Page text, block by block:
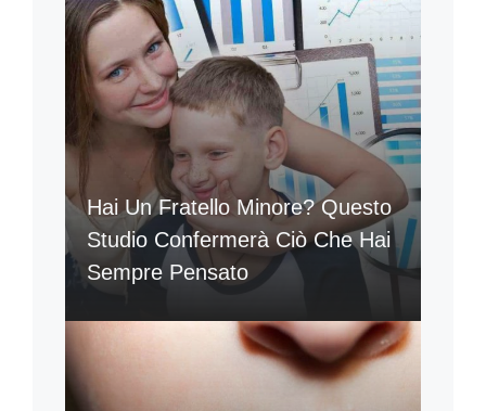
Hai Un Fratello Minore? Questo
Studio Confermerà Ciò Che Hai
Sempre Pensato